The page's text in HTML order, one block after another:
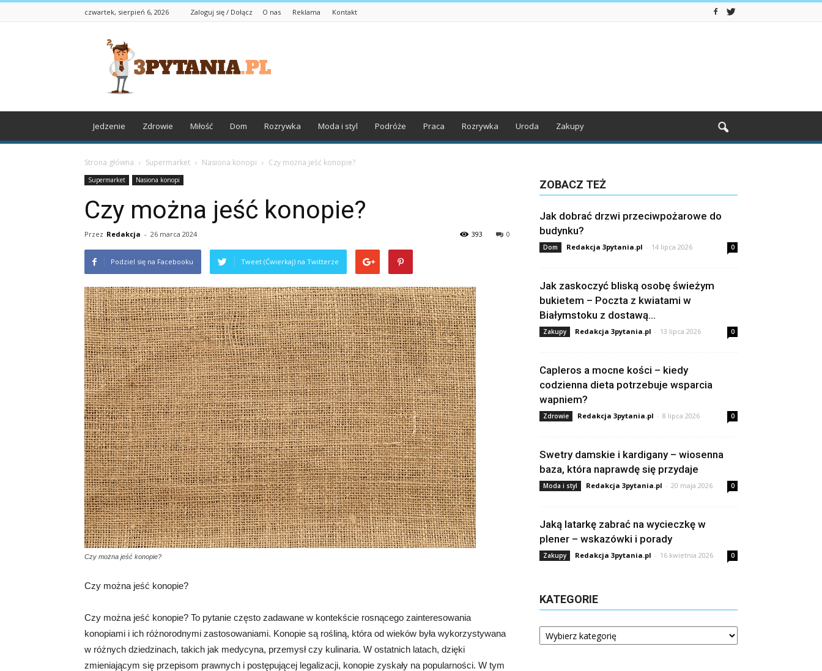
czwartek, sierpień 6, 2026 Zaloguj się / Dołącz O nas Reklama Kontakt
3pytania.pl
Jedzenie Zdrowie Miłość Dom Rozrywka Moda i styl Podróże Praca Rozrywka Uroda Zakupy
Strona główna Supermarket Nasiona konopi Czy można jeść konopie?
Supermarket Nasiona konopi
Czy można jeść konopie?
Przez Redakcja - 26 marca 2024 0
393
Podziel się na Facebooku Tweet (Ćwierkaj) na Twitterze
Czy można jeść konopie?
Czy można jeść konopie?
Czy można jeść konopie? To pytanie często zadawane w kontekście rosnącego zainteresowania
konopiami i ich różnorodnymi zastosowaniami. Konopie są rośliną, która od wieków była wykorzystywana
w różnych dziedzinach, takich jak medycyna, przemysł czy kulinaria. W ostatnich latach, dzięki
zmieniającym się przepisom prawnych i postępującej legalizacji, konopie zyskały na popularności. W tym
ZOBACZ TEŻ
Jak dobrać drzwi przeciwpożarowe do
budynku?
Dom Redakcja 3pytania.pl - 14 lipca 2026 0
Jak zaskoczyć bliską osobę świeżym
bukietem – Poczta z kwiatami w
Białymstoku z dostawą...
Zakupy Redakcja 3pytania.pl - 13 lipca 2026 0
Capleros a mocne kości – kiedy
codzienna dieta potrzebuje wsparcia
wapniem?
Zdrowie Redakcja 3pytania.pl - 8 lipca 2026 0
Swetry damskie i kardigany – wiosenna
baza, która naprawdę się przydaje
Moda i styl Redakcja 3pytania.pl - 20 maja 2026 0
Jaką latarkę zabrać na wycieczkę w
plener – wskazówki i porady
Zakupy Redakcja 3pytania.pl - 16 kwietnia 2026 0
KATEGORIE
Kategorie